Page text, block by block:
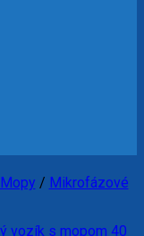
Mopy / Mikrofázové